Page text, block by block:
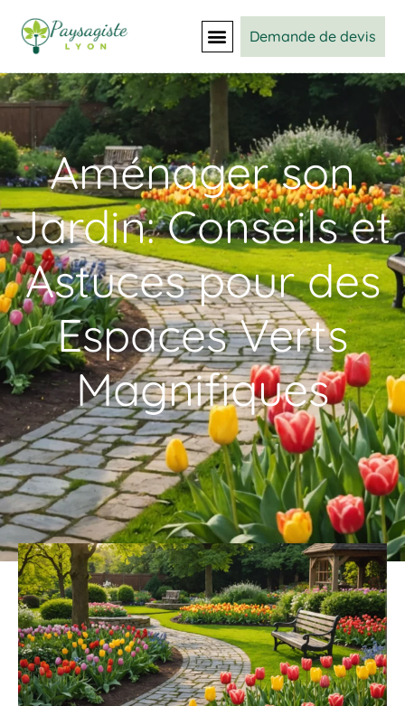
Demande de devis
Aménager son
Jardin: Conseils et
Astuces pour des
Espaces Verts
Magnifiques